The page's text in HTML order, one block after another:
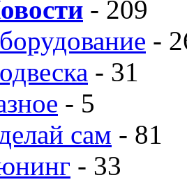
- 209
-
- 31
- 5
сам - 81
- 33